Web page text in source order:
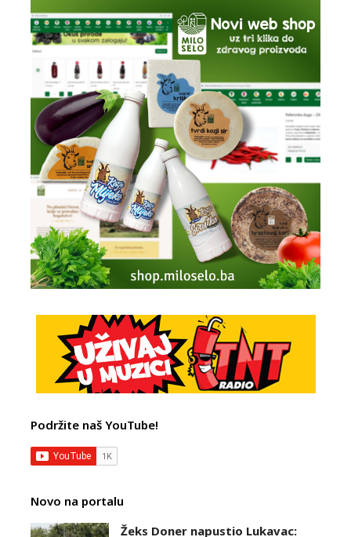
Podržite naš YouTube!
Novo na portalu
Žeks Doner napustio Lukavac: